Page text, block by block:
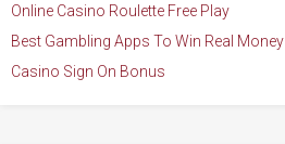
Online Casino Roulette Free Play
Best Gambling Apps To Win Real Money
Casino Sign On Bonus